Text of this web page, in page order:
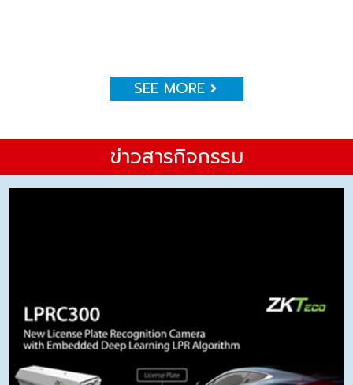
SEE MORE
ข่าวสารกิจกรรม